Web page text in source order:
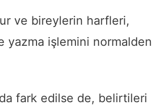
ve bireylerin harfleri,
yazma işlemini normalden
fark edilse de, belirtileri